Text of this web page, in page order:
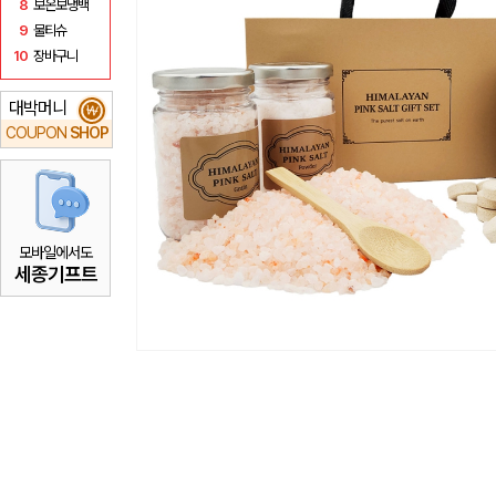
8 보온보냉백
9 물티슈
10 장바구니
대박머니
COUPON SHOP
₩
모바일에서도
세종기프트